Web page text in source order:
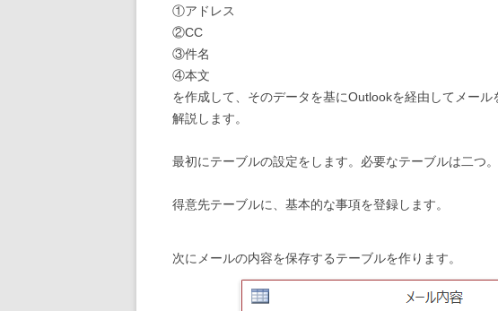
①アドレス
②CC
③件名
④本文
を作成して、そのデータを基にOutlookを経由してメール
解説します。
最初にテーブルの設定をします。必要なテーブルは二つ。
得意先テーブルに、基本的な事項を登録します。
次にメールの内容を保存するテーブルを作ります。